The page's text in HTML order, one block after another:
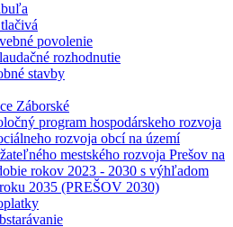
povolenie
rozhodnutie
stavby
Záborské
program hospodárskeho rozvoja
rozvoja obcí na území
mestského rozvoja Prešov na
rokov 2023 - 2030 s výhľadom
2035 (PREŠOV 2030)